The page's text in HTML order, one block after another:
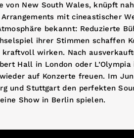
von New South Wales, knüpft
mit cineastischer
bekannt: Reduzierte
ihrer Stimmen schaffen
wirken. Nach
Hall in London oder
auf Konzerte freuen. Im
und Stuttgart den perfekten
Show in Berlin spielen.